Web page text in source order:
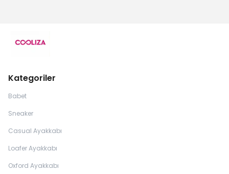
Kategoriler
Babet
Sneaker
Casual Ayakkabı
Loafer Ayakkabı
Oxford Ayakkabı